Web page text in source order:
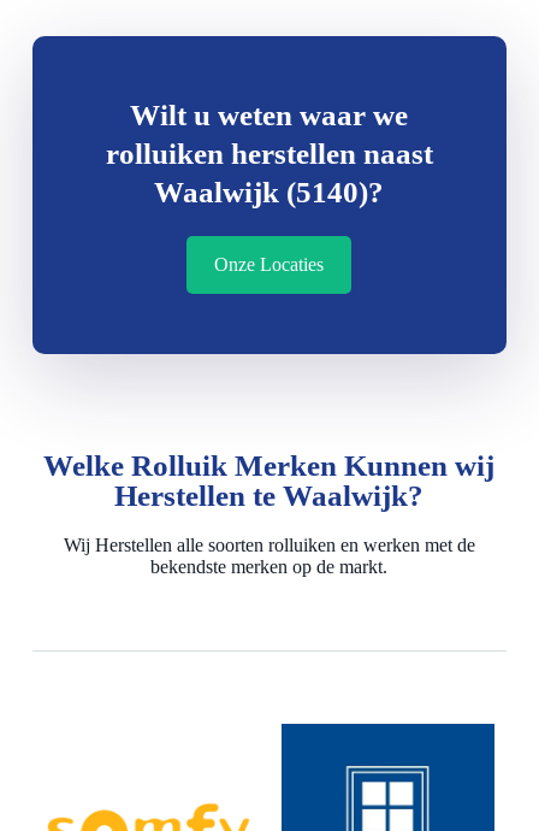
Wilt u weten waar we
rolluiken herstellen naast
Waalwijk (5140)?
Onze Locaties
Welke Rolluik Merken Kunnen wij
Herstellen te Waalwijk?
Wij Herstellen alle soorten rolluiken en werken met de
bekendste merken op de markt.